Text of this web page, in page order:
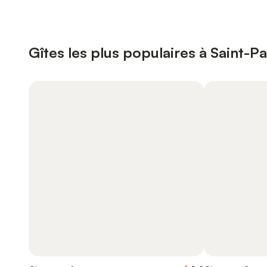
Gîtes les plus populaires à Saint-